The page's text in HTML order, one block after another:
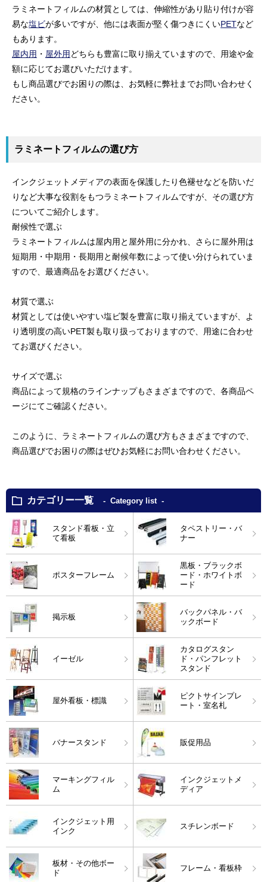
ラミネートフィルムの材質としては、伸縮性があり貼り付けが容
易な塩ビが多いですが、他には表面が堅く傷つきにくいPETなど
もあります。
屋内用 ・ 屋外用 どちらも豊富に取り揃えていますので、用途や金
額に応じてお選びいただけます。
もし商品選びでお困りの際は、お気軽に弊社までお問い合わせく
ださい。
ラミネートフィルムの選び方
インクジェットメディアの表面を保護したり色褪せなどを防いだ
りなど大事な役割をもつラミネートフィルムですが、その選び方
についてご紹介します。
耐候性で選ぶ
ラミネートフィルムは屋内用と屋外用に分かれ、さらに屋外用は
短期用・中期用・長期用と耐候年数によって使い分けられていま
すので、最適商品をお選びください。
材質で選ぶ
材質としては使いやすい塩ビ製を豊富に取り揃えていますが、よ
り透明度の高いPET製も取り扱っておりますので、用途に合わせ
てお選びください。
サイズで選ぶ
商品によって規格のラインナップもさまざまですので、各商品ペ
ージにてご確認ください。
このように、ラミネートフィルムの選び方もさまざまですので、
商品選びでお困りの際はぜひお気軽にお問い合わせください。
カテゴリー一覧 Category list
スタンド看板・立
て看板
タペストリー・バ
ナー
ポスターフレーム
黒板・ブラックボ
ード・ホワイトボ
ード
掲示板
バックパネル・バ
ックボード
イーゼル
カタログスタン
ド・パンフレット
スタンド
屋外看板・標識
ピクトサインプレ
ート・室名札
バナースタンド 販促用品
マーキングフィル
ム
インクジェットメ
ディア
インクジェット用
インク
スチレンボード
板材・その他ボー
ド
フレーム・看板枠